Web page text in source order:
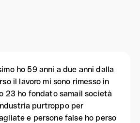
ho 59 anni a due anni dalla
il lavoro mi sono rimesso in
23 ho fondato samail società
purtroppo per
e persone false ho perso